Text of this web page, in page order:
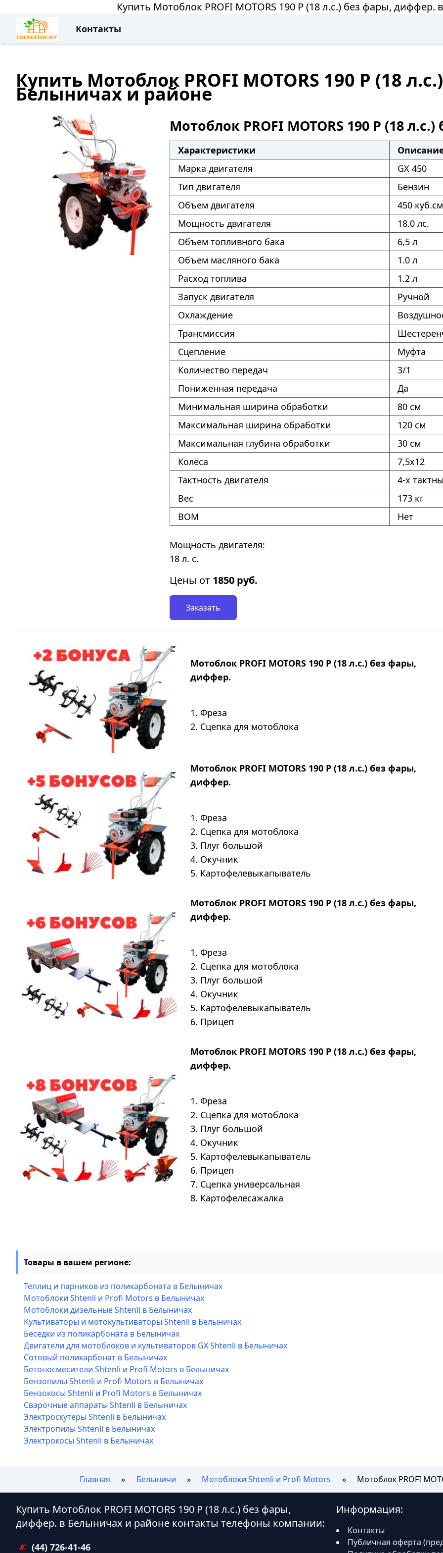
Купить Мотоблок PROFI MOTORS 190 P (18 л.с.) без фары,
Контакты
Купить Мотоблок PROFI MOTORS 190 P (18
Белыничах и районе
Мотоблок PROFI MOTORS 190 P (18
Характеристики
Марка двигателя
GX 450
Тип двигателя
Бензин
Объем двигателя
450
Мощность двигателя
18.0 лс.
Объем топливного бака
6,5 л
Объем масляного бака
1.0 л
Расход топлива
1.2 л
Запуск двигателя
Ручной
Охлаждение
Трансмиссия
Сцепление
Муфта
Количество передач
3/1
Пониженная передача
Да
Минимальная ширина обработки
80 см
Максимальная ширина обработки
120 см
Максимальная глубина обработки
30 см
Колёса
7,5х12
Тактность двигателя
4-х
Вес
173 кг
ВОМ
Нет
Мощность двигателя:
18 л. с.
Цены от 1850 руб.
Заказать
Мотоблок PROFI MOTORS 190 P (18 л.с.) без фары,
диффер.
1. Фреза
2. Сцепка для мотоблока
Мотоблок PROFI MOTORS 190 P (18 л.с.) без фары,
диффер.
1. Фреза
2. Сцепка для мотоблока
3. Плуг большой
4. Окучник
5. Картофелевыкапыватель
Мотоблок PROFI MOTORS 190 P (18 л.с.) без фары,
диффер.
1. Фреза
2. Сцепка для мотоблока
3. Плуг большой
4. Окучник
5. Картофелевыкапыватель
6. Прицеп
Мотоблок PROFI MOTORS 190 P (18 л.с.) без фары,
диффер.
1. Фреза
2. Сцепка для мотоблока
3. Плуг большой
4. Окучник
5. Картофелевыкапыватель
6. Прицеп
7. Сцепка универсальная
8. Картофелесажалка
Товары в вашем регионе:
Теплиц и парников из поликарбоната в Белыничах
Мотоблоки Shtenli и Profi Motors в Белыничах
Мотоблоки дизельные Shtenli в Белыничах
Культиваторы и мотокультиваторы Shtenli в Белыничах
Беседки из поликарбоната в Белыничах
Двигатели для мотоблоков и культиваторов GX Shtenli в Белыничах
Сотовый поликарбонат в Белыничах
Бетоносмесители Shtenli и Profi Motors в Белыничах
Бензопилы Shtenli и Profi Motors в Белыничах
Бензокосы Shtenli и Profi Motors в Белыничах
Сварочные аппараты Shtenli в Белыничах
Электроскутеры Shtenli в Белыничах
Электропилы Shtenli в Белыничах
Электрокосы Shtenli в Белыничах
Главная Белыничи Мотоблоки Shtenli и Profi Motors Мотоблок PROFI
Купить Мотоблок PROFI MOTORS 190 P (18 л.с.) без фары,
диффер. в Белыничах и районе контакты телефоны компании:
(44) 726-41-46
Информация:
Контакты
Публичная оферта